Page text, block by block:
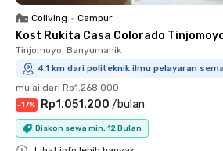
Coliving • Campur
Kost Rukita Casa Colorado
Tinjomoyo, Banyumanik
4.1 km dari politeknik ilmu pelayaran
mulai dari Rp1.268.000
-17% Rp1.051.200 /bulan
Diskon sewa min. 12 Bulan